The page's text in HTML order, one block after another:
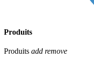
Produits
Produits add remove